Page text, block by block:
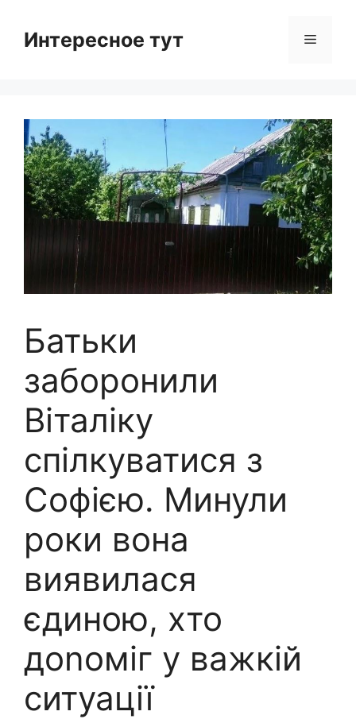
contentИнтересное тут Menu
Батьки
заборонили
Віталіку
спілкуватися з
Софією. Минули
роки вона
виявилася
єдиною, хто
доnоміг у важкій
ситуації